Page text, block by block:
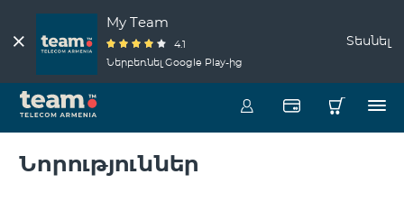
My Team
4.1
Ներբեռնել Google Play-ից
Տեսնել
Նորություններ